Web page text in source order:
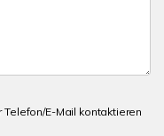
E-Mail kontaktieren